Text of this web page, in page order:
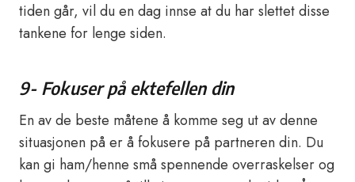
tiden går, vil du en dag innse at du har slettet disse
tankene for lenge siden.
9- Fokuser på ektefellen din
En av de beste måtene å komme seg ut av denne
situasjonen på er å fokusere på partneren din. Du
kan gi ham/henne små spennende overraskelser og